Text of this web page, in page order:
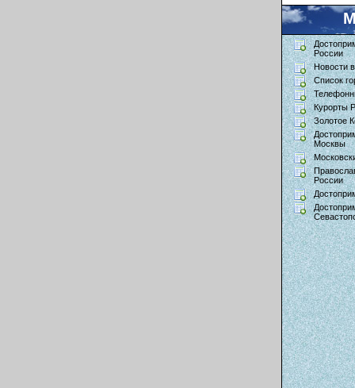
России
Новости
Список
Курорты
Золотое
Москвы
России